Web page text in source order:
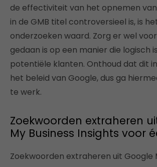
de effectiviteit van het opnemen
in de GMB titel controversieel is, is
onderzoeken waard. Zorg er wel
gedaan is op een manier die logisch
potentiële klanten. Onthoud dat dit
het beleid van Google, dus ga
te werk.
Zoekwoorden extraheren
My Business Insights voor
Zoekwoorden extraheren uit Google